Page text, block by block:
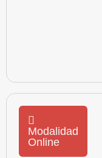
Modalidad
Online